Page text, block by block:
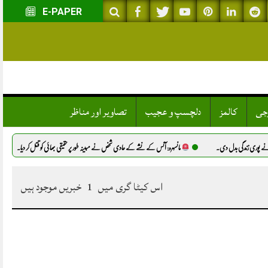
E-PAPER
کالمز دلچسپ و عجیب تصاویر اور مناظر
مانسہرہ: آئس کے نشے کے عادی شخص نے مبینہ طور پر حقیقی بھائی کو قتل کر دیا.
اس کیٹا گری میں 1 خبریں موجود ہیں